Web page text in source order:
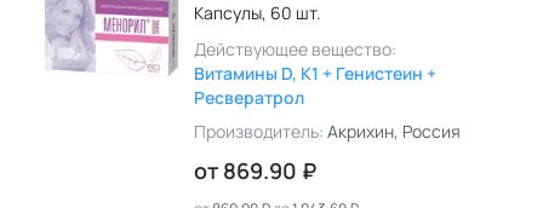
Капсулы, 60 шт.
Действующее вещество:
Витамины D, K1 + Генистеин +
Ресвератрол
Производитель: Акрихин, Россия
от 869.90 ₽